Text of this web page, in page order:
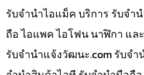
รับจำนำไอแม็ค บริการ รับจำ
ถือ ไอแพค ไอโฟน นาฬิกา แล
รับจํานําแจ้งวัฒนะ.com รับจำ